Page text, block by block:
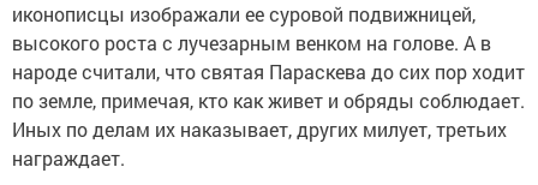
иконописцы изображали ее суровой подвижницей,
высокого роста с лучезарным венком на голове. А в
народе считали, что святая Параскева до сих пор ходит
по земле, примечая, кто как живет и обряды соблюдает.
Иных по делам их наказывает, других милует, третьих
награждает.